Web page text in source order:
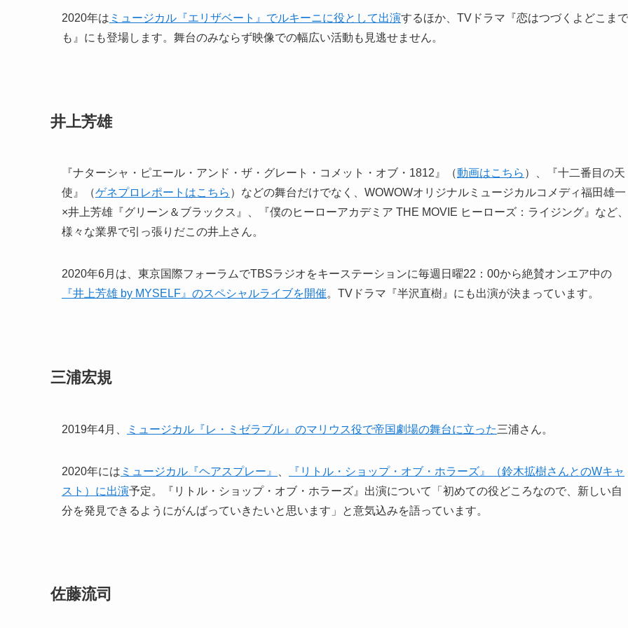
2020年は ミュージカル『エリザベート』でルキーニに役として出演するほか、TVドラマ『恋はつづくよどこまで
も』にも登場します。舞台のみならず映像での幅広い活動も見逃せません。
井上芳雄
『ナターシャ・ピエール・アンド・ザ・グレート・コメット・オブ・1812』（動画はこちら ）、『十二番目の天
使』（ゲネプロレポートはこちら ）などの舞台だけでなく、WOWOWオリジナルミュージカルコメディ福田雄一
×井上芳雄『グリーン＆ブラックス』、『僕のヒーローアカデミア THE MOVIE ヒーローズ：ライジング』など、
様々な業界で引っ張りだこの井上さん。
2020年6月は、東京国際フォーラムでTBSラジオをキーステーションに毎週日曜22：00から絶賛オンエア中の
『井上芳雄 by MYSELF』のスペシャルライブを開催。TVドラマ『半沢直樹』にも出演が決まっています。
三浦宏規
2019年4月、 ミュージカル『レ・ミゼラブル』のマリウス役で帝国劇場の舞台に立った三浦さん。
2020年には ミュージカル『ヘアスプレー』
『リトル・ショップ・オブ・ホラーズ』（鈴木拡樹さんとのWキャ
スト）に出演予定。『リトル・ショップ・オブ・ホラーズ』出演について「初めての役どころなので、新しい自
分を発見できるようにがんばっていきたいと思います」と意気込みを語っています。
佐藤流司